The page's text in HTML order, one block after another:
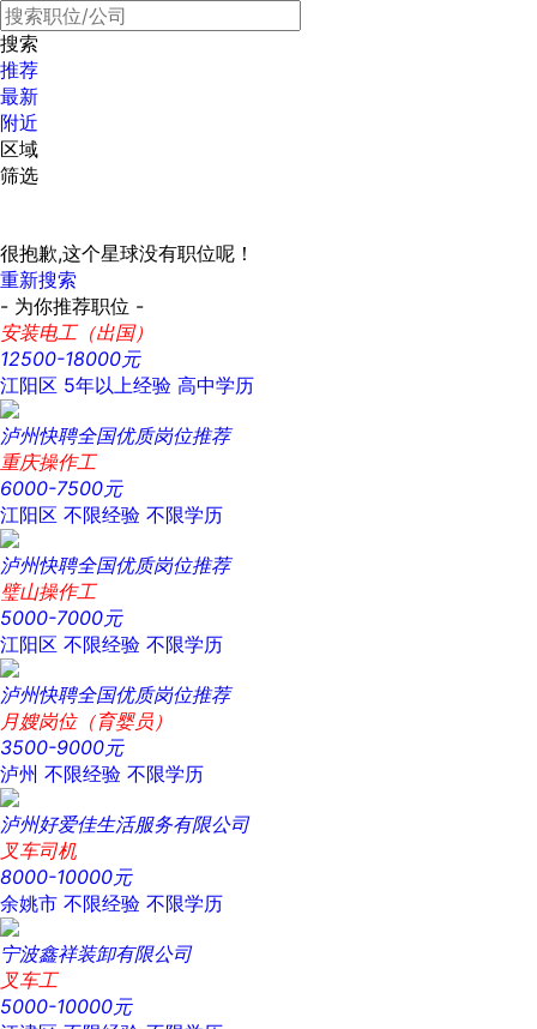
搜索
推荐
最新
附近
区域
筛选
很抱歉,这个星球没有职位呢！
重新搜索
- 为你推荐职位 -
安装电工（出国）
12500-18000元
江阳区 5年以上经验 高中学历
泸州快聘全国优质岗位推荐
重庆操作工
6000-7500元
江阳区 不限经验 不限学历
泸州快聘全国优质岗位推荐
璧山操作工
5000-7000元
江阳区 不限经验 不限学历
泸州快聘全国优质岗位推荐
月嫂岗位（育婴员）
3500-9000元
泸州 不限经验 不限学历
泸州好爱佳生活服务有限公司
叉车司机
8000-10000元
余姚市 不限经验 不限学历
宁波鑫祥装卸有限公司
叉车工
5000-10000元